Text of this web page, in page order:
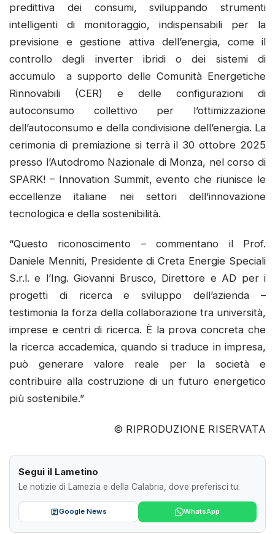
predittiva dei consumi, sviluppando strumenti
intelligenti di monitoraggio, indispensabili per la
previsione e gestione attiva dell’energia, come il
controllo degli inverter ibridi o dei sistemi di
accumulo a supporto delle Comunità Energetiche
Rinnovabili (CER) e delle configurazioni di
autoconsumo collettivo per l’ottimizzazione
dell’autoconsumo e della condivisione dell’energia. La
cerimonia di premiazione si terrà il 30 ottobre 2025
presso l’Autodromo Nazionale di Monza, nel corso di
SPARK! – Innovation Summit, evento che riunisce le
eccellenze italiane nei settori dell’innovazione
tecnologica e della sostenibilità.
“Questo riconoscimento – commentano il Prof.
Daniele Menniti, Presidente di Creta Energie Speciali
S.r.l. e l’Ing. Giovanni Brusco, Direttore e AD per i
progetti di ricerca e sviluppo dell’azienda –
testimonia la forza della collaborazione tra università,
imprese e centri di ricerca. È la prova concreta che
la ricerca accademica, quando si traduce in impresa,
può generare valore reale per la società e
contribuire alla costruzione di un futuro energetico
più sostenibile.”
© RIPRODUZIONE RISERVATA
Segui il Lametino
Le notizie di Lamezia e della Calabria, dove preferisci tu.
Google News WhatsApp